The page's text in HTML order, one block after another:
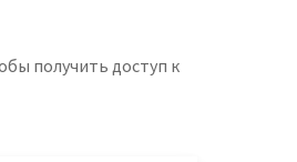
получить доступ к